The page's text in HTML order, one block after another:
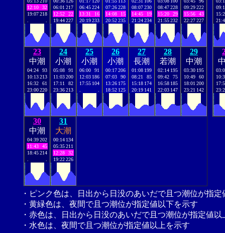
12:10
32
19:07218
06:01 217
12:52
22
19:44227
06:45224
13:31
16
20:19233
07:26228
14:08
15
20:52235
08:07230
14:45
19
21:24234
08:47228
15:20
29
21:55232
09:29222
15:56
43
22:27227
23
中潮
04:24
93
10:13213
16:32
61
23:00220
24
小潮
05:08
91
11:03200
17:11
82
23:36213
25
小潮
06:00
91
12:03 186
17:55 104
26
小潮
00:17206
07:03
90
13:26 175
18:52 125
27
長潮
01:08 199
08:21
85
15:18 174
20:19 141
28
若潮
02:14 195
09:42
75
16:58 185
22:03 147
29
中潮
03:30 195
10:49
60
18:01 200
23:21 142
30
中潮
04:39202
11:43
45
18:45214
31
大潮
00:14 134
05:35211
12:28
32
19:22226
・ピンク色は、日出から日没のあいだで且つ潮位が指
・黄緑色は、夜間で且つ潮位が指定値以下を示す
・赤色は、日出から日没のあいだで且つ潮位が指定値以
・水色は、夜間で且つ潮位が指定値以上を示す